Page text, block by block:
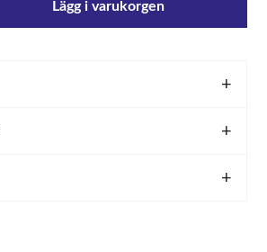
Lägg i varukorgen